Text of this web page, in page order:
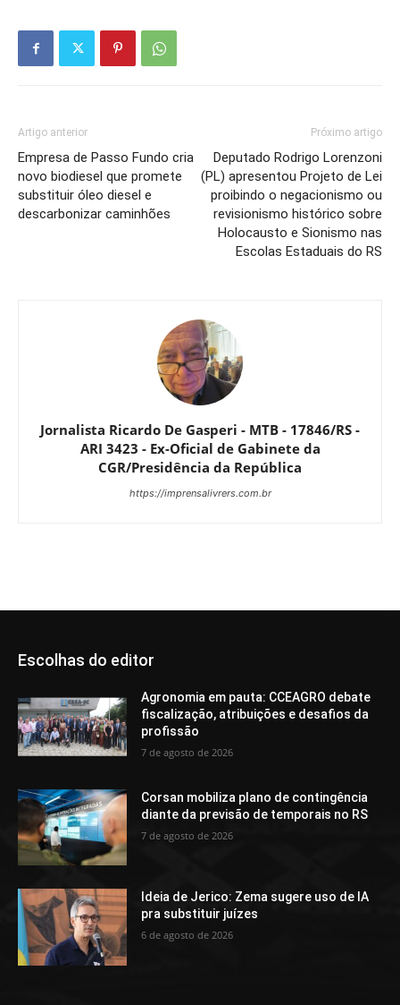
Artigo anterior
Empresa de Passo Fundo cria
novo biodiesel que promete
substituir óleo diesel e
descarbonizar caminhões
Próximo artigo
Deputado Rodrigo Lorenzoni
(PL) apresentou Projeto de Lei
proibindo o negacionismo ou
revisionismo histórico sobre
Holocausto e Sionismo nas
Escolas Estaduais do RS
Jornalista Ricardo De Gasperi - MTB - 17846/RS -
ARI 3423 - Ex-Oficial de Gabinete da
CGR/Presidência da República
https://imprensalivrers.com.br
Escolhas do editor
Agronomia em pauta: CCEAGRO debate
fiscalização, atribuições e desafios da
profissão
7 de agosto de 2026
Corsan mobiliza plano de contingência
diante da previsão de temporais no RS
7 de agosto de 2026
Ideia de Jerico: Zema sugere uso de IA
pra substituir juízes
6 de agosto de 2026